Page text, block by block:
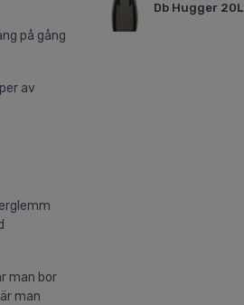
på gång
av
man bor
man
Db Hugger 20L